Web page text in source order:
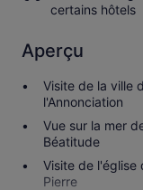
certains hôtels
Aperçu
Visite de la ville
l'Annonciation
Vue sur la mer
Béatitude
Visite de l'église
Pierre